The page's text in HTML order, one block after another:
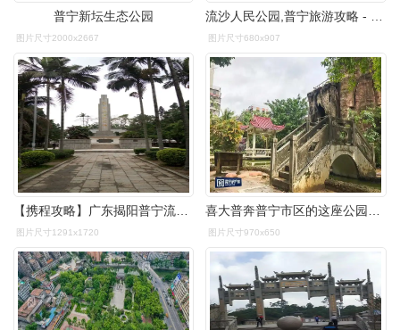
普宁新坛生态公园
图片尺寸2000x2667
流沙人民公园,普宁旅游攻略 - 马蜂窝
图片尺寸680x907
图片尺寸1291x1720 图片尺寸970x650